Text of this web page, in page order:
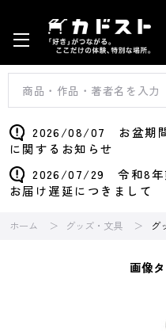
2026/08/07 お盆期間
に関するお知らせ
2026/07/29 令和8年
お届け遅延につきまして
ホーム グッズ・文具 グ
画像